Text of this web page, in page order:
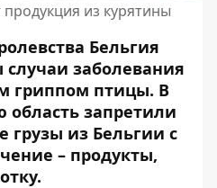
из курятины
Бельгия
случаи заболевания
гриппом птицы. В
область запретили
грузы из Бельгии с
– продукты,